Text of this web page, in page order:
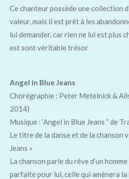
Ce chanteur possède une collection
valeur, mais il est prêt à les
lui demander, car rien ne lui est plus
est sont véritable trésor
Angel in Blue Jeans
Chorégraphie : Peter Metelnick &
2014)
Musique : ‘Angel in Blue Jeans ” de
Le titre de la danse et de la chanson
Jeans »
La chanson parle du rêve d’un
parfaite pour lui, celle qui amènera